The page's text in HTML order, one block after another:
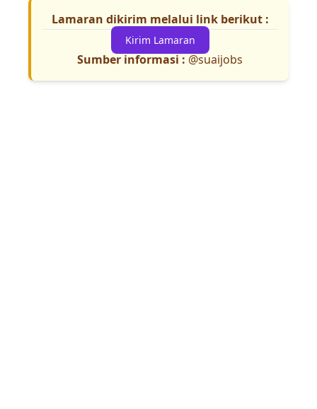
Lamaran dikirim melalui link berikut :
Kirim Lamaran
Sumber informasi : @suaijobs